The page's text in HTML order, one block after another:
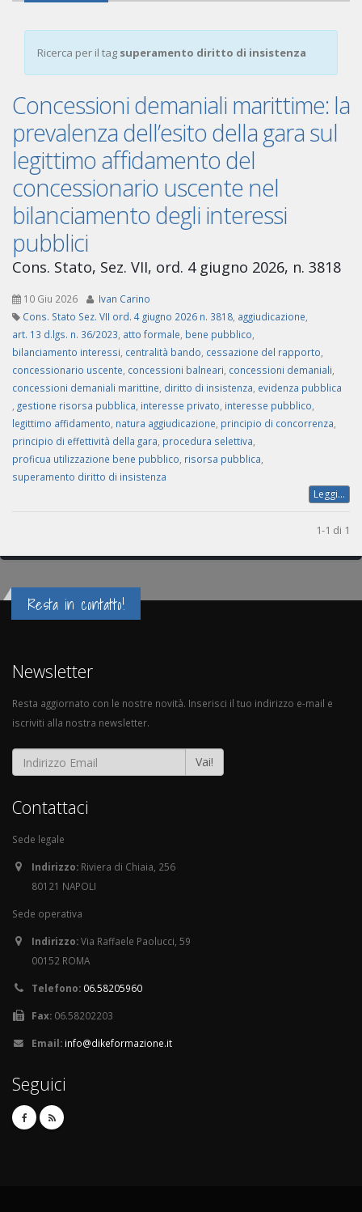
Ricerca per il tag superamento diritto di insistenza
Concessioni demaniali marittime: la
prevalenza dell’esito della gara sul
legittimo affidamento del
concessionario uscente nel
bilanciamento degli interessi
pubblici
Cons. Stato, Sez. VII, ord. 4 giugno 2026, n. 3818
10 Giu 2026
Ivan Carino
Cons. Stato Sez. VII ord. 4 giugno 2026 n. 3818 aggiudicazione
art. 13 d.lgs. n. 36/2023 atto formale bene pubblico
bilanciamento interessi centralità bando cessazione del rapporto
concessionario uscente concessioni balneari concessioni demaniali
concessioni demaniali marittine diritto di insistenza evidenza pubblica
gestione risorsa pubblica interesse privato interesse pubblico
legittimo affidamento natura aggiudicazione principio di concorrenza
principio di effettività della gara procedura selettiva
proficua utilizzazione bene pubblico risorsa pubblica
superamento diritto di insistenza
Leggi...
1-1 di 1
Resta in contatto!
Newsletter
Resta aggiornato con le nostre novità. Inserisci il tuo indirizzo e-mail e
iscriviti alla nostra newsletter.
Vai!
Contattaci
Sede legale
Indirizzo: Riviera di Chiaia, 256
80121 NAPOLI
Sede operativa
Indirizzo:Via Raffaele Paolucci, 59
00152 ROMA
Telefono: 06.58205960
Fax: 06.58202203
Email: info@dikeformazione.it
Seguici